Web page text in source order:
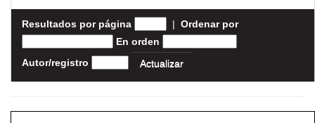
Resultados por página | Ordenar por
En orden
Autor/registro